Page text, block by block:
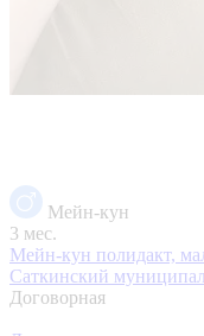
Мейн-кун
3 мес.
Мейн-кун полидакт,
Саткинский
Договорная